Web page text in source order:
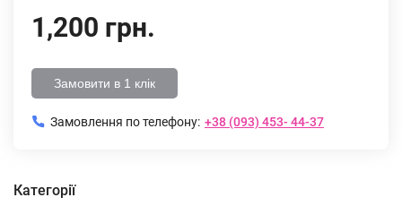
1,200 грн.
Замовити в 1 клік
Замовлення по телефону: +38 (093) 453- 44-37
Категорії